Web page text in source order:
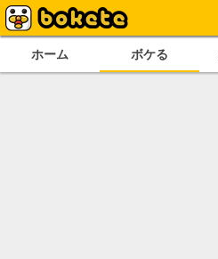
ホーム ボケる